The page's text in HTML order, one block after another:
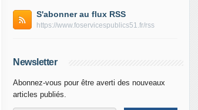
S'abonner au flux RSS
https://www.foservicespublics51.fr/rss
Newsletter
Abonnez-vous pour être averti des nouveaux
articles publiés.